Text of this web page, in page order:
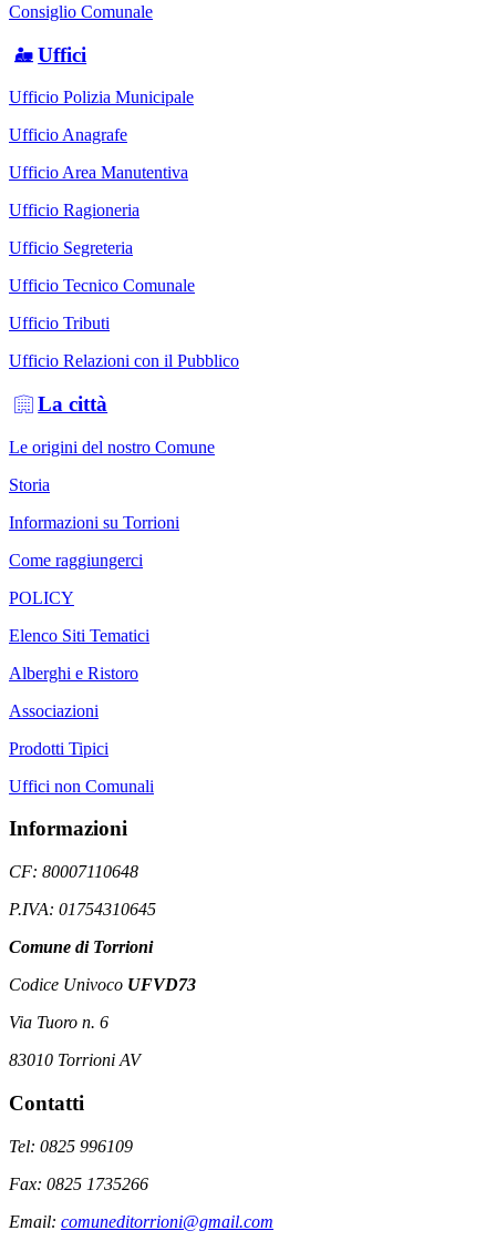
Consiglio Comunale
Uffici
Ufficio Polizia Municipale
Ufficio Anagrafe
Ufficio Area Manutentiva
Ufficio Ragioneria
Ufficio Segreteria
Ufficio Tecnico Comunale
Ufficio Tributi
Ufficio Relazioni con il Pubblico
La città
Le origini del nostro Comune
Storia
Informazioni su Torrioni
Come raggiungerci
POLICY
Elenco Siti Tematici
Alberghi e Ristoro
Associazioni
Prodotti Tipici
Uffici non Comunali
Informazioni
CF: 80007110648
P.IVA: 01754310645
Comune di Torrioni
Codice Univoco UFVD73
Via Tuoro n. 6
83010 Torrioni AV
Contatti
Tel: 0825 996109
Fax: 0825 1735266
Email: comuneditorrioni@gmail.com